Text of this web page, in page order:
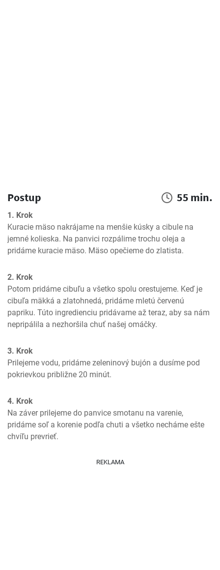
Postup 55 min.
1. Krok
Kuracie mäso nakrájame na menšie kúsky a cibule na
jemné kolieska. Na panvici rozpálime trochu oleja a
pridáme kuracie mäso. Mäso opečieme do zlatista.
2. Krok
Potom pridáme cibuľu a všetko spolu orestujeme. Keď je
cibuľa mäkká a zlatohnedá, pridáme mletú červenú
papriku. Túto ingredienciu pridávame až teraz, aby sa nám
nepripálila a nezhoršila chuť našej omáčky.
3. Krok
Prilejeme vodu, pridáme zeleninový bujón a dusíme pod
pokrievkou približne 20 minút.
4. Krok
Na záver prilejeme do panvice smotanu na varenie,
pridáme soľ a korenie podľa chuti a všetko necháme ešte
chvíľu prevrieť.
REKLAMA